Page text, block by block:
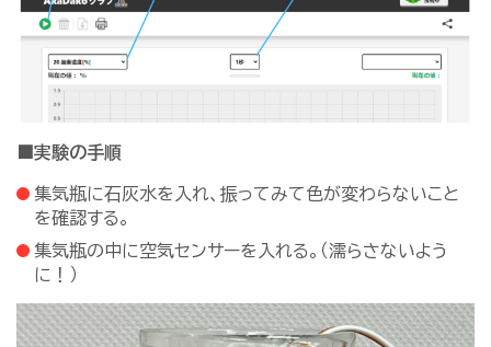
■実験の手順
集気瓶に石灰水を入れ、振ってみて色が変わらないこと
を確認する。
集気瓶の中に空気センサーを入れる。（濡らさないよう
に！）